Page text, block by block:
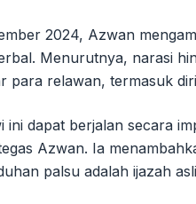
2024, Azwan
Menurutnya, narasi
para relawan, termasuk
dapat berjalan secara
Azwan. Ia
palsu adalah ijazah